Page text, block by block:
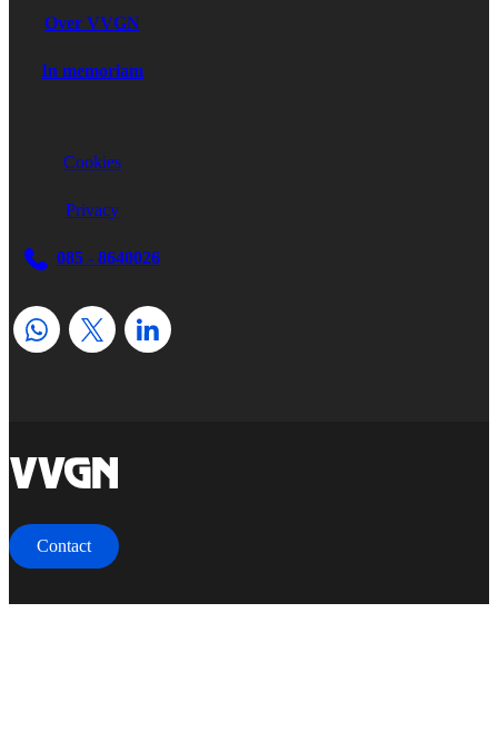
Over VVGN
In memoriam
Cookies
Privacy
085 - 8640026
Contact